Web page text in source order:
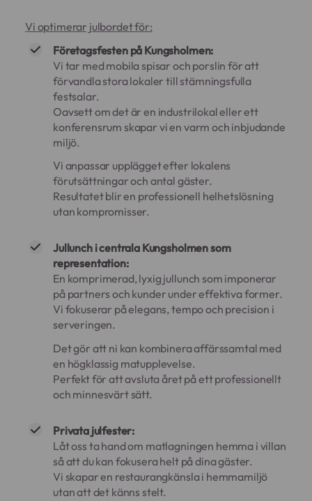
Vi optimerar julbordet för:
Företagsfesten på Kungsholmen:
Vi tar med mobila spisar och porslin för att
förvandla stora lokaler till stämningsfulla
festsalar.
Oavsett om det är en industrilokal eller ett
konferensrum skapar vi en varm och inbjudande
miljö.
Vi anpassar upplägget efter lokalens
förutsättningar och antal gäster.
Resultatet blir en professionell helhetslösning
utan kompromisser.
Jullunch i centrala Kungsholmen som
representation:
En komprimerad, lyxig jullunch som imponerar
på partners och kunder under effektiva former.
Vi fokuserar på elegans, tempo och precision i
serveringen.
Det gör att ni kan kombinera affärssamtal med
en högklassig matupplevelse.
Perfekt för att avsluta året på ett professionellt
och minnesvärt sätt.
Privata julfester:
Låt oss ta hand om matlagningen hemma i villan
så att du kan fokusera helt på dina gäster.
Vi skapar en restaurangkänsla i hemmamiljö
utan att det känns stelt.